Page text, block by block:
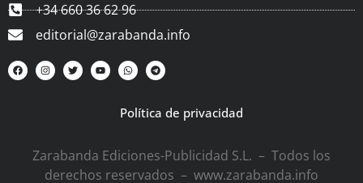
+34 660 36 62 96
editorial@zarabanda.info
Política de privacidad
Zarabanda Ediciones-Publicidad S.L. – Todos los
derechos reservados – www.zarabanda.info